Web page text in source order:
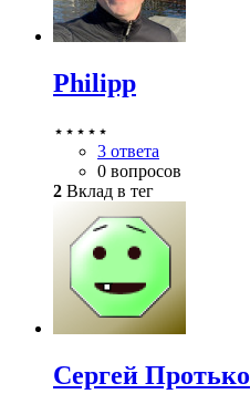
Philipp
⋆⋆⋆⋆⋆
3 ответа
0 вопросов
2 Вклад в тег
Сергей Протько